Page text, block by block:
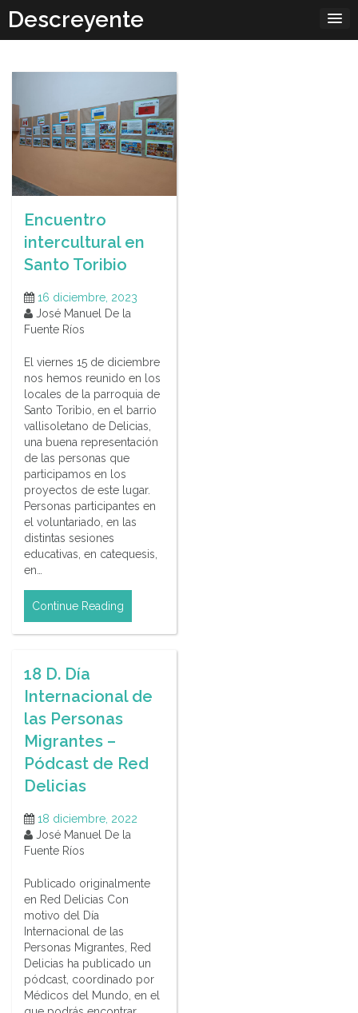
content
Descreyente
Encuentro
intercultural en
Santo Toribio
16 diciembre, 2023
José Manuel De la
Fuente Ríos
El viernes 15 de diciembre
nos hemos reunido en los
locales de la parroquia de
Santo Toribio, en el barrio
vallisoletano de Delicias,
una buena representación
de las personas que
participamos en los
proyectos de este lugar.
Personas participantes en
el voluntariado, en las
distintas sesiones
educativas, en catequesis,
en…
Continue Reading
18 D. Día
Internacional de
las Personas
Migrantes –
Pódcast de Red
Delicias
18 diciembre, 2022
José Manuel De la
Fuente Ríos
Publicado originalmente
en Red Delicias Con
motivo del Día
Internacional de las
Personas Migrantes, Red
Delicias ha publicado un
pódcast, coordinado por
Médicos del Mundo, en el